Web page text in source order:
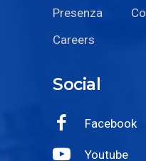
Presenza
Careers
Social
Facebook
Youtube